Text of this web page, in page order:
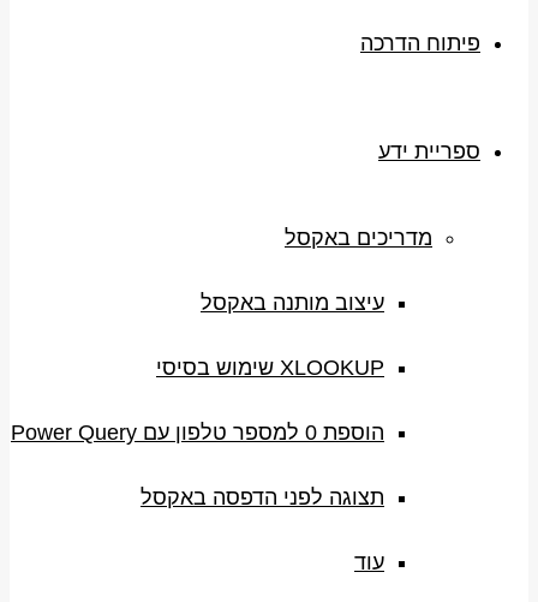
פיתוח הדרכה
ספריית ידע
מדריכים באקסל
עיצוב מותנה באקסל
XLOOKUP שימוש בסיסי
הוספת 0 למספר טלפון עם Power Query
תצוגה לפני הדפסה באקסל
עוד